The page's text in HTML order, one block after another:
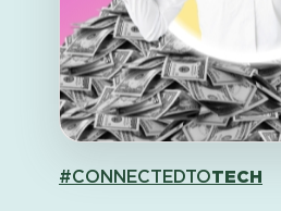
#CONNECTEDTOTECH